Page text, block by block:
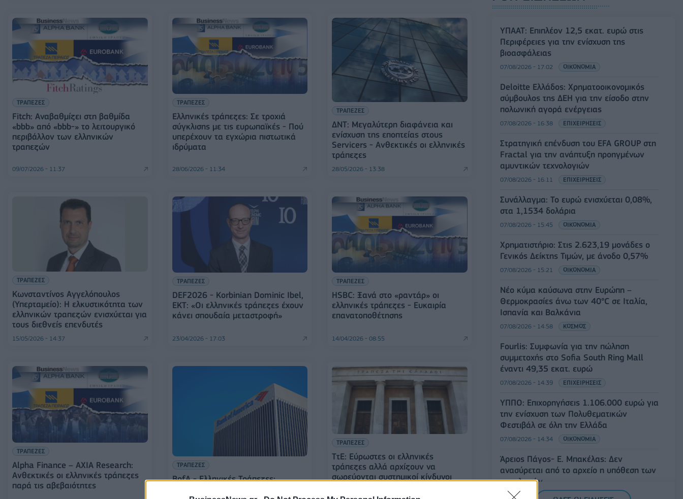
ΤΡΑΠΕΖΕΣ
Fitch: Αναβαθμίζει στη βαθμίδα
«bbb» από «bbb-» το λειτουργικό
περιβάλλον των ελληνικών
τραπεζών
09/07/2026 - 11:37
ΤΡΑΠΕΖΕΣ
Ελληνικές τράπεζες: Σε τροχιά
σύγκλισης με τις ευρωπαϊκές - Πού
υπερέχουν τα εγχώρια πιστωτικά
ιδρύματα
28/06/2026 - 11:34
ΤΡΑΠΕΖΕΣ
ΔΝΤ: Μεγαλύτερη διαφάνεια και
ενίσχυση της εποπτείας στους
Servicers - Ανθεκτικές οι ελληνικές
τράπεζες
28/05/2026 - 13:38
ΤΡΑΠΕΖΕΣ
Κωνσταντίνος Αγγελόπουλος
(Υπερταμείο): Η ελκυστικότητα των
ελληνικών τραπεζών ενισχύεται για
τους διεθνείς επενδυτές
15/05/2026 - 14:37
ΤΡΑΠΕΖΕΣ
DEF2026 - Korbinian Dominic Ibel,
ΕΚΤ: «Οι ελληνικές τράπεζες έχουν
κάνει σπουδαία μεταστροφή»
23/04/2026 - 17:03
ΤΡΑΠΕΖΕΣ
HSBC: Ξανά στο «ραντάρ» οι
ελληνικές τράπεζες - Ευκαιρία
επανατοποθέτησης
14/04/2026 - 08:55
ΤΡΑΠΕΖΕΣ
Alpha Finance – AXIA Research:
Ανθεκτικές οι ελληνικές τράπεζες
παρά τις αβεβαιότητες
ΤΡΑΠΕΖΕΣ
BofA - Ελληνικές Τράπεζες:
ΤΡΑΠΕΖΕΣ
ΤτΕ: Εύρωστες οι ελληνικές
τράπεζες αλλά αρχίζουν να
σωρεύονται συστημικοί κίνδυνοι
ΥΠΑΑΤ: Επιπλέον 12,5 εκατ. ευρώ στις
Περιφέρειες για την ενίσχυση της
βιοασφάλειας
07/08/2026 - 17:02 ΟΙΚΟΝΟΜΙΑ
Deloitte Ελλάδος: Χρηματοοικονομικός
σύμβουλος της ΔΕΗ για την είσοδο στην
πολωνική αγορά ενέργειας
07/08/2026 - 16:38 ΕΠΙΧΕΙΡΗΣΕΙΣ
Στρατηγική επένδυση του EFA GROUP στη
Fractal για την ανάπτυξη προηγμένων
αμυντικών τεχνολογιών
07/08/2026 - 16:11 ΕΠΙΧΕΙΡΗΣΕΙΣ
Συνάλλαγμα: Το ευρώ ενισχύεται 0,08%,
στα 1,1534 δολάρια
07/08/2026 - 15:45 ΟΙΚΟΝΟΜΙΑ
Χρηματιστήριο: Στις 2.623,19 μονάδες ο
Γενικός Δείκτης Τιμών, με άνοδο 0,57%
07/08/2026 - 15:21 ΟΙΚΟΝΟΜΙΑ
Νέο κύμα καύσωνα στην Ευρώπη –
Θερμοκρασίες άνω των 40°C σε Ιταλία,
Ισπανία και Βαλκάνια
07/08/2026 - 14:58 ΚΟΣΜΟΣ
Fourlis: Συμφωνία για την πώληση
συμμετοχής στο Sofia South Ring Mall
έναντι 49,35 εκατ. ευρώ
07/08/2026 - 14:39 ΕΠΙΧΕΙΡΗΣΕΙΣ
ΥΠΠΟ: Επιχορηγήσεις 1.106.000 ευρώ για
την ενίσχυση των Πολυθεματικών
Φεστιβάλ σε όλη την Ελλάδα
07/08/2026 - 14:34 ΟΙΚΟΝΟΜΙΑ
Άρειος Πάγος- Ε. Μπακέλας: Δεν
ανασύρεται από το αρχείο η υπόθεση των
υποκλοπών
07/08/2026 - 14:11